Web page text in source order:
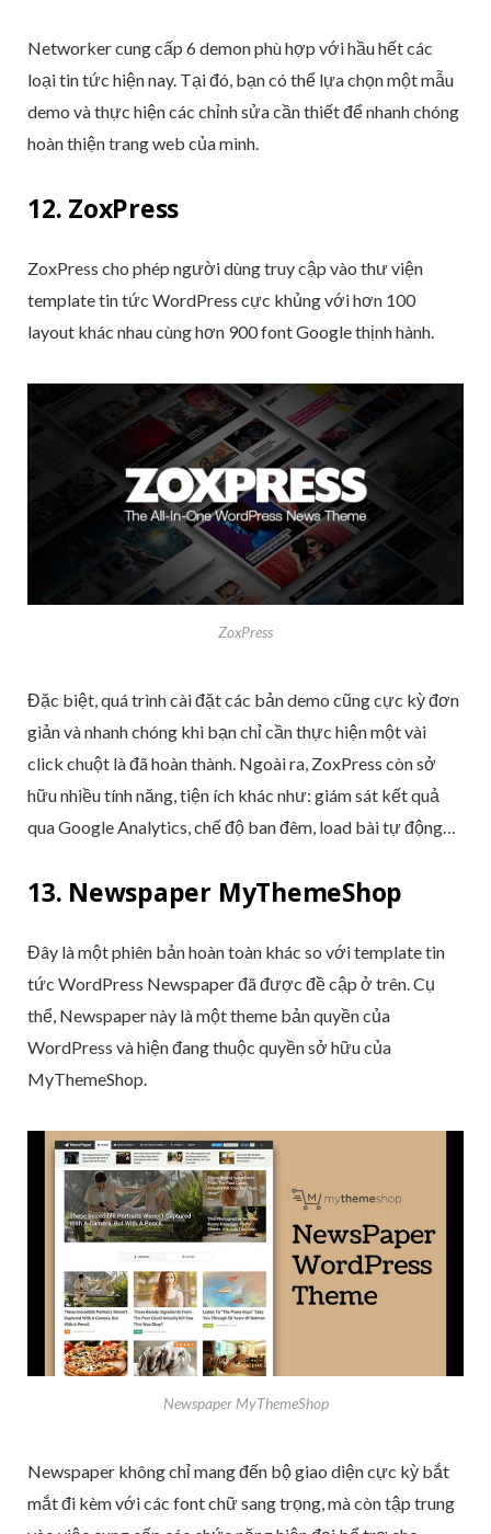
Networker cung cấp 6 demon phù hợp với hầu hết các
loại tin tức hiện nay. Tại đó, bạn có thể lựa chọn một mẫu
demo và thực hiện các chỉnh sửa cần thiết để nhanh chóng
hoàn thiện trang web của mình.
12. ZoxPress
ZoxPress cho phép người dùng truy cập vào thư viện
template tin tức WordPress cực khủng với hơn 100
layout khác nhau cùng hơn 900 font Google thịnh hành.
ZoxPress
Đặc biệt, quá trình cài đặt các bản demo cũng cực kỳ đơn
giản và nhanh chóng khi bạn chỉ cần thực hiện một vài
click chuột là đã hoàn thành. Ngoài ra, ZoxPress còn sở
hữu nhiều tính năng, tiện ích khác như: giám sát kết quả
qua Google Analytics, chế độ ban đêm, load bài tự động…
13. Newspaper MyThemeShop
Đây là một phiên bản hoàn toàn khác so với template tin
tức WordPress Newspaper đã được đề cập ở trên. Cụ
thể, Newspaper này là một theme bản quyền của
WordPress và hiện đang thuộc quyền sở hữu của
MyThemeShop.
Newspaper MyThemeShop
Newspaper không chỉ mang đến bộ giao diện cực kỳ bắt
mắt đi kèm với các font chữ sang trọng, mà còn tập trung